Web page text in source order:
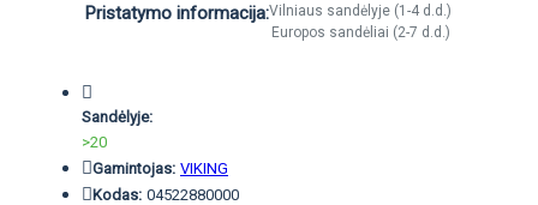
Pristatymo informacija:Vilniaus sandėlyje (1-4 d.d.)
Europos sandėliai (2-7 d.d.)
Sandėlyje:
>20
Gamintojas: VIKING
Kodas: 04522880000